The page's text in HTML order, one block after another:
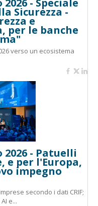
- Speciale
Sicurezza -
e
per le banche
verso un ecosistema
- Patuelli
e per l'Europa,
impegno
secondo i dati CRIF;
e...